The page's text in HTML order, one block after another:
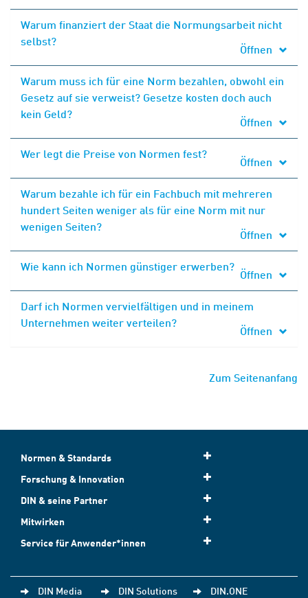
Warum finanziert der Staat die Normungsarbeit nicht
selbst?
Öffnen
Warum muss ich für eine Norm bezahlen, obwohl ein
Gesetz auf sie verweist? Gesetze kosten doch auch
kein Geld?
Öffnen
Wer legt die Preise von Normen fest?
Öffnen
Warum bezahle ich für ein Fachbuch mit mehreren
hundert Seiten weniger als für eine Norm mit nur
wenigen Seiten?
Öffnen
Wie kann ich Normen günstiger erwerben?
Öffnen
Darf ich Normen vervielfältigen und in meinem
Unternehmen weiter verteilen?
Öffnen
Zum Seitenanfang
Normen & Standards
Forschung & Innovation
DIN & seine Partner
Mitwirken
Service für Anwender*innen
DIN Media DIN Solutions DIN.ONE